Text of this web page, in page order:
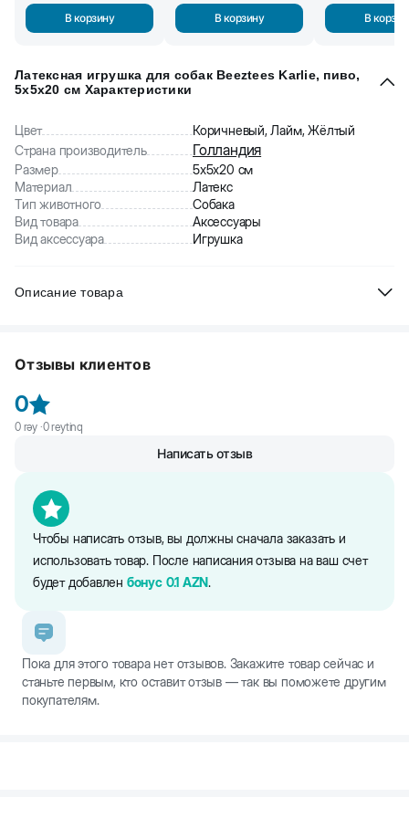
В корзину В корзину В
Латексная игрушка для собак Beeztees Karlie, пиво,
5x5x20 см Характеристики
Цвет
Коричневый, Лайм, Жёлтый
Страна производитель
Голландия
Размер
5x5x20 см
Материал
Латекс
Тип животного
Собака
Вид товара
Аксессуары
Вид аксессуара
Игрушка
Описание товара
Отзывы клиентов
0
0rəy ·0reytinq
Чтобы написать отзыв, вы должны сначала заказать и
использовать товар. После написания отзыва на ваш счет
будет добавлен бонус 0.1 AZN.
Написать отзыв
Пока для этого товара нет отзывов. Закажите товар сейчас и
станьте первым, кто оставит отзыв — так вы поможете другим
покупателям.